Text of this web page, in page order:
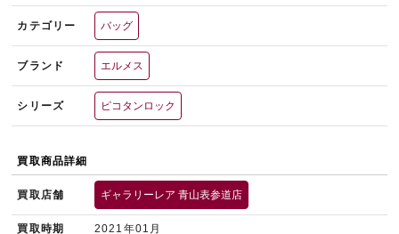
カテゴリー バッグ
ブランド エルメス
シリーズ ピコタンロック
買取商品詳細
買取店舗 ギャラリーレア 青山表参道店
買取時期 2021年01月